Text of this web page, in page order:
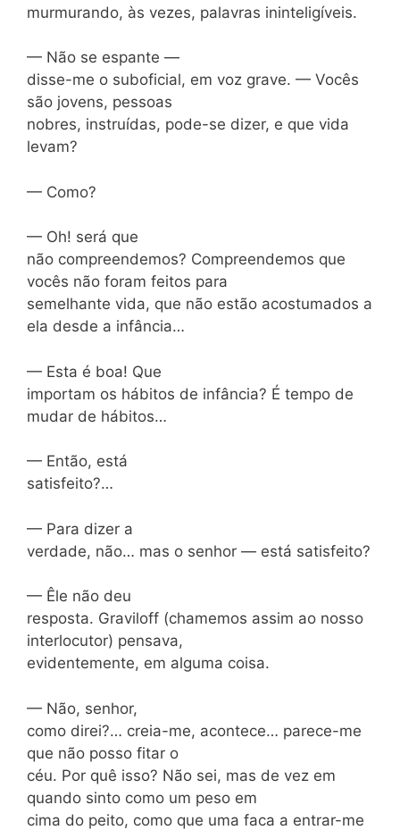
murmurando, às vezes, palavras ininteligíveis.
— Não se espante —
disse-me o suboficial, em voz grave. — Vocês
são jovens, pessoas
nobres, instruídas, pode-se dizer, e que vida
levam?
— Como?
— Oh! será que
não compreendemos? Compreendemos que
vocês não foram feitos para
semelhante vida, que não estão acostumados a
ela desde a infância…
— Esta é boa! Que
importam os hábitos de infância? É tempo de
mudar de hábitos…
— Então, está
satisfeito?…
— Para dizer a
verdade, não… mas o senhor — está satisfeito?
— Êle não deu
resposta. Graviloff (chamemos assim ao nosso
interlocutor) pensava,
evidentemente, em alguma coisa.
— Não, senhor,
como direi?… creia-me, acontece… parece-me
que não posso fitar o
céu. Por quê isso? Não sei, mas de vez em
quando sinto como um peso em
cima do peito, como que uma faca a entrar-me